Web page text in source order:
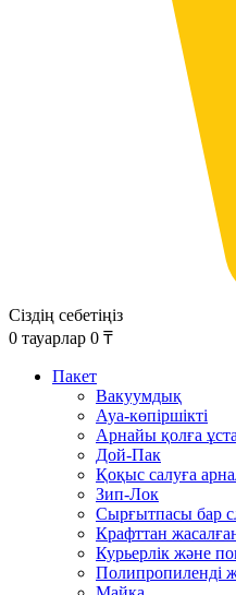
Сіздің себетіңіз
0 тауарлар 0 ₸
Пакет
Вакуумдық
Ауа-көпіршікті
Арнайы қолға
Дой-Пак
Қоқыс салуға
Зип-Лок
Сырғытпасы бар
Крафттан
Курьерлік және
Полипропиленді